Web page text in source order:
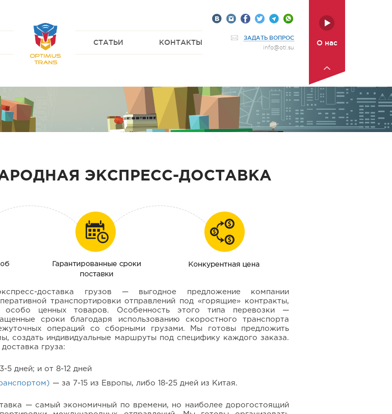
СТАТЬИ КОНТАКТЫ О нас
ЗАДАТЬ ВОПРОС
info@otl.su
ЭКСПРЕСС-ДОСТАВКА
доставка грузов — выгодное предложение компании
транспортировки отправлений под «горящие» контракты,
ценных товаров. Особенность этого типа перевозки —
сроки благодаря использованию скоростного транспорта
операций со сборными грузами. Мы готовы предложить
создать индивидуальные маршруты под специфику каждого заказа.
груза:
3-5 дней; и от 8-12 дней
— за 7-15 из Европы, либо 18-25 дней из Китая.
— самый экономичный по времени, но наиболее дорогостоящий